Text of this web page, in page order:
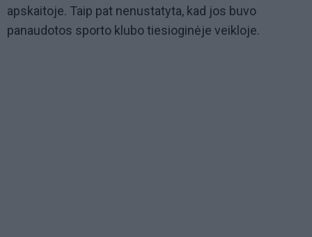
apskaitoje. Taip pat nenustatyta, kad jos buvo
panaudotos sporto klubo tiesioginėje veikloje.